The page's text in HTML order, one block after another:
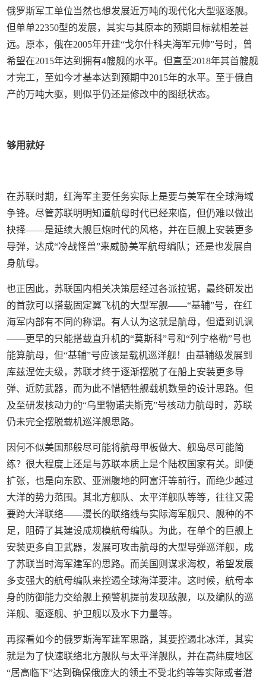
俄罗斯军工单位当然也想发展近万吨的现代化大型驱逐舰。
但单单22350型的发展，其实与其原本的预期目标就相差甚
远。原本，俄在2005年开建“戈尔什科夫海军元帅”号时，曾
希望在2015年达到拥有4艘舰的水平。但直至2018年其首艘舰
才完工，至如今才基本达到预期中2015年的水平。至于俄自
产的万吨大驱，则似乎仍还是修改中的图纸状态。
够用就好
在苏联时期，红海军主要任务实际上是要与美军在全球海域
争锋。尽管苏联明明知道航母时代已经来临，但仍难以做出
抉择——是延续大舰巨炮时代的风格，并在巨舰上安装更多
导弹，达成“冷战怪兽”来威胁美军航母编队；还是也发展自
身航母。
也正因此，苏联国内相关决策层经过各派拉锯，最终研发出
的首款可以搭载固定翼飞机的大型军舰——“基辅”号，在红
海军内部有不同的称谓。有人认为这就是航母，但遭到讥讽
——更早的只能搭载直升机的“莫斯科”号和“列宁格勒”号也
能算航母，但“基辅”号应该是载机巡洋舰！由基辅级发展到
库兹涅佐夫级，苏联才终于逐渐摆脱了在船上安装更多导
弹、近防武器，而为此不惜牺牲舰载机数量的设计思路。但
及至研发核动力的“乌里物诺夫斯克”号核动力航母时，苏联
仍未完全摆脱载机巡洋舰思路。
因何不似美国那般尽可能将航母甲板做大、舰岛尽可能简
练？很大程度上还是与苏联本质上是个陆权国家有关。即便
扩张，也是向东欧、亚洲腹地的阿富汗等前行，而绝少越过
大洋的势力范围。其北方舰队、太平洋舰队等等，往往又需
要跨大洋联络——漫长的联络线与实际海军舰只、舰种的不
足，阻碍了其建设成规模航母编队。为此，在单个的巨舰上
安装更多自卫武器，发展可攻击航母的大型导弹巡洋舰，成
了苏联当时海军建军的思路。而美国则谋求海权，希望发展
多支强大的航母编队来控遏全球海洋要津。这时候，航母本
身的防御能力交给舰上预警机提前发现敌舰，以及编队的巡
洋舰、驱逐舰、护卫舰以及水下力量等。
再探看如今的俄罗斯海军建军思路，其要控遏北冰洋，其实
就是为了快速联络北方舰队与太平洋舰队，并在高纬度地区
“居高临下”达到确保俄庞大的领土不受北约等等实际或者潜